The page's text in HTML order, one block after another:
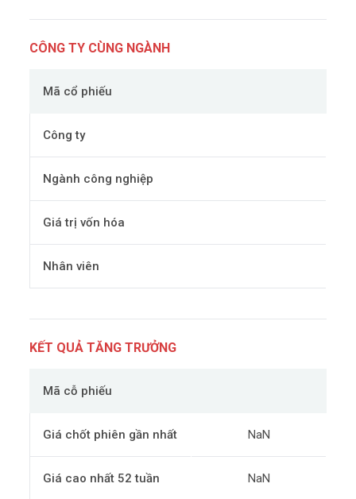
CÔNG TY CÙNG NGÀNH
Mã cổ phiếu
Công ty
Ngành công nghiệp
Giá trị vốn hóa
Nhân viên
KẾT QUẢ TĂNG TRƯỞNG
Mã cỗ phiếu
Giá chốt phiên gần nhất NaN
Giá cao nhất 52 tuần NaN